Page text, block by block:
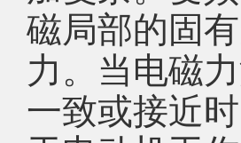
磁局部的固
力。当电磁
一致或接近